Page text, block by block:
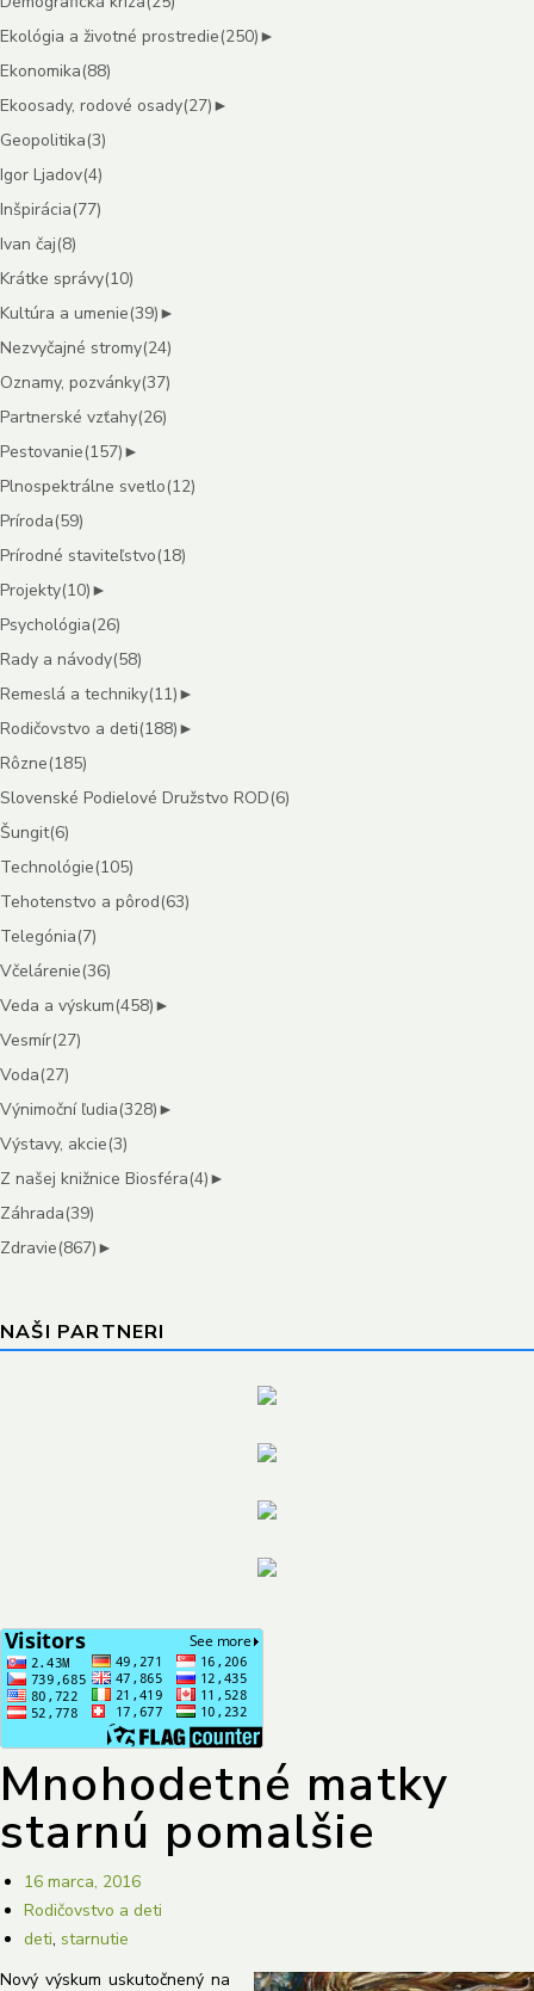
Ekológia a životné prostredie(250)►
Ekonomika(88)
Ekoosady, rodové osady(27)►
Geopolitika(3)
Igor Ljadov(4)
Inšpirácia(77)
Ivan čaj(8)
Krátke správy(10)
Kultúra a umenie(39)►
Nezvyčajné stromy(24)
Oznamy, pozvánky(37)
Partnerské vzťahy(26)
Pestovanie(157)►
Plnospektrálne svetlo(12)
Príroda(59)
Prírodné staviteľstvo(18)
Projekty(10)►
Psychológia(26)
Rady a návody(58)
Remeslá a techniky(11)►
Rodičovstvo a deti(188)►
Rôzne(185)
Slovenské Podielové Družstvo ROD(6)
Šungit(6)
Technológie(105)
Tehotenstvo a pôrod(63)
Telegónia(7)
Včelárenie(36)
Veda a výskum(458)►
Vesmír(27)
Voda(27)
Výnimoční ľudia(328)►
Výstavy, akcie(3)
Z našej knižnice Biosféra(4)►
Záhrada(39)
Zdravie(867)►
NAŠI PARTNERI
Mnohodetné matky
starnú pomalšie
16 marca, 2016
Rodičovstvo a deti
deti, starnutie
Nový výskum uskutočnený na